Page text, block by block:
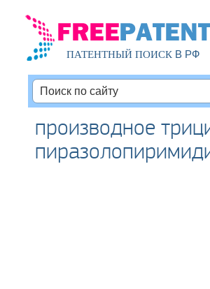
ПАТЕНТНЫЙ ПОИСКВ РФ
производное